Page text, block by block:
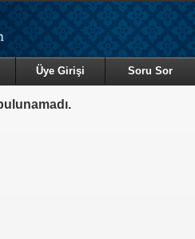
Üye Girişi Soru Sor